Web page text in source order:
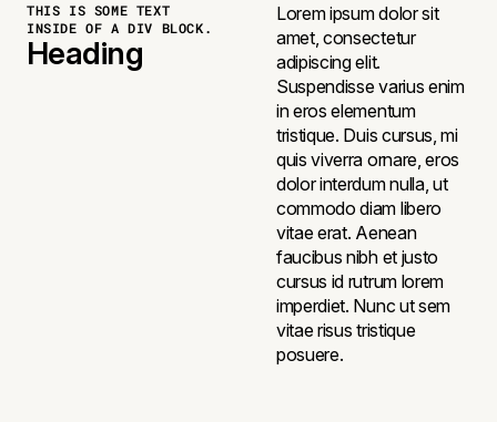
THIS IS SOME TEXT
INSIDE OF A DIV BLOCK.
Heading
Lorem ipsum dolor sit
amet, consectetur
adipiscing elit.
Suspendisse varius enim
in eros elementum
tristique. Duis cursus, mi
quis viverra ornare, eros
dolor interdum nulla, ut
commodo diam libero
vitae erat. Aenean
faucibus nibh et justo
cursus id rutrum lorem
imperdiet. Nunc ut sem
vitae risus tristique
posuere.